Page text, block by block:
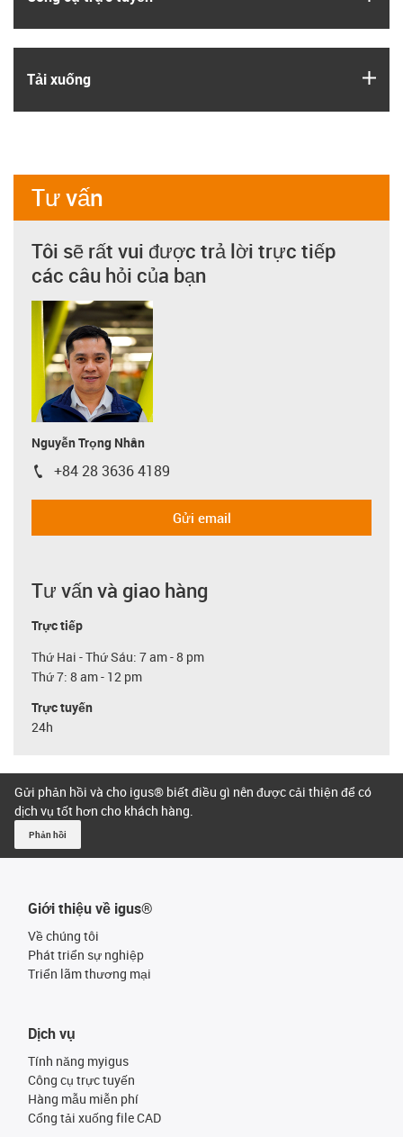
Tải xuống
Tư vấn
Tôi sẽ rất vui được trả lời trực tiếp
các câu hỏi của bạn
Nguyễn Trọng Nhân
igus-icon-phone
+84 28 3636 4189
Gửi email
Tư vấn và giao hàng
Trực tiếp
Thứ Hai - Thứ Sáu: 7 am - 8 pm
Thứ 7: 8 am - 12 pm
Trực tuyến
24h
Gửi phản hồi và cho igus® biết điều gì nên được cải thiện để có
dịch vụ tốt hơn cho khách hàng.
Phản hồi
Giới thiệu về igus®
Về chúng tôi
Phát triển sự nghiệp
Triển lãm thương mại
Dịch vụ
Tính năng myigus
Công cụ trực tuyến
Hàng mẫu miễn phí
Cổng tải xuống file CAD